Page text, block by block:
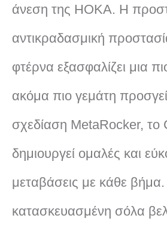
άνεση της HOKA. Η
αντικραδασμική
φτέρνα εξασφαλίζει μια
ακόμα πιο γεμάτη
σχεδίαση MetaRocker, το
δημιουργεί ομαλές και
μεταβάσεις με κάθε
κατασκευασμένη σόλα